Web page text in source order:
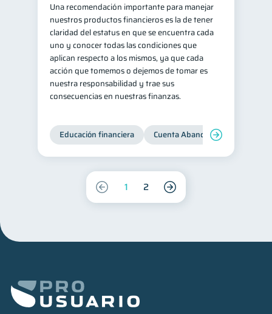
Una recomendación importante para manejar
nuestros productos financieros es la de tener
claridad del estatus en que se encuentra cada
uno y conocer todas las condiciones que
aplican respecto a los mismos, ya que cada
acción que tomemos o dejemos de tomar es
nuestra responsabilidad y trae sus
consecuencias en nuestras finanzas.
Educación financiera Cuenta Abandonada
1 2